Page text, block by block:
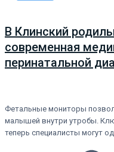
В Клинский
современная
перинатальной
Фетальные мониторы
малышей внутри утробы.
теперь специалисты могут